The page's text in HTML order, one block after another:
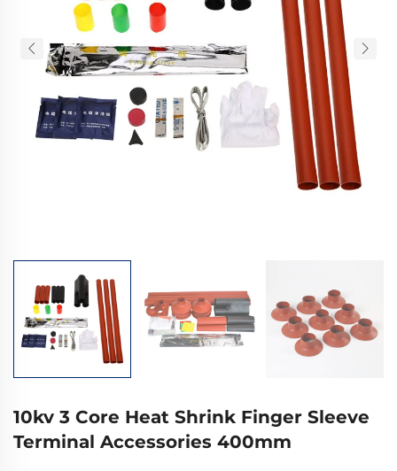
10kv 3 Core Heat Shrink Finger Sleeve
Terminal Accessories 400mm